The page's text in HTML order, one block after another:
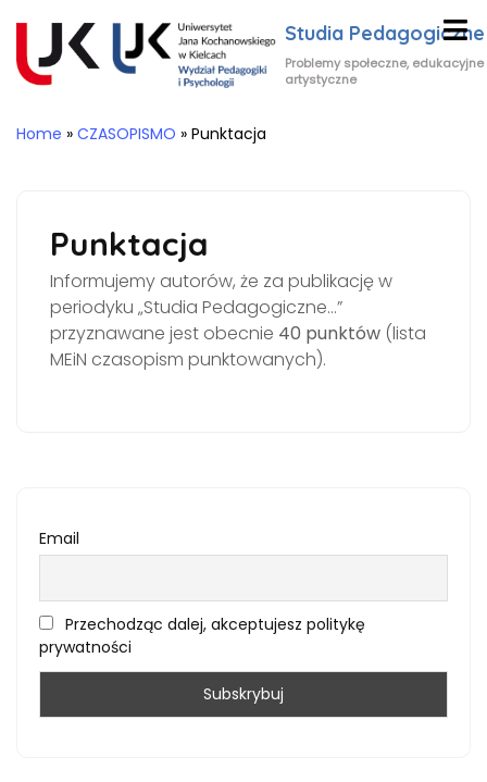
Studia Pedagogiczne
Problemy społeczne, edukacyjne
artystyczne
Home » CZASOPISMO » Punktacja
Punktacja
Informujemy autorów, że za publikację w
periodyku „Studia Pedagogiczne…”
przyznawane jest obecnie 40 punktów (lista
MEiN czasopism punktowanych).
Email
Przechodząc dalej, akceptujesz politykę
prywatności